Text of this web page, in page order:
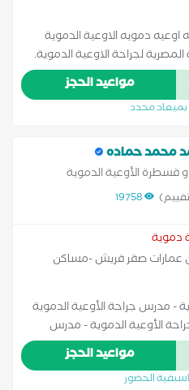
دمويه الاوعية الدموية
لجراحة الاوعية الدموية.
مستشفي الزهراء الجامعي
*استئصال دوالي
الوصلات الطبيعية والصناعية
مواعيد الحجز
محدد
محمد حماده
قسطرة الأوعية الدموية
19758
دموية
عمارات صقر قريش -مساكن
- مدرس جراحة الأوعية الدموية
الأوعية الدموية - مدرس
شمس - عضو كلية الجراحين
مواعيد الحجز
الحضور